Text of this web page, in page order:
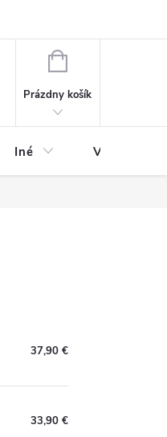
NÁKUPNÝ
Prázdny košík
Iné Veľkostná
37,90 €
33,90 €